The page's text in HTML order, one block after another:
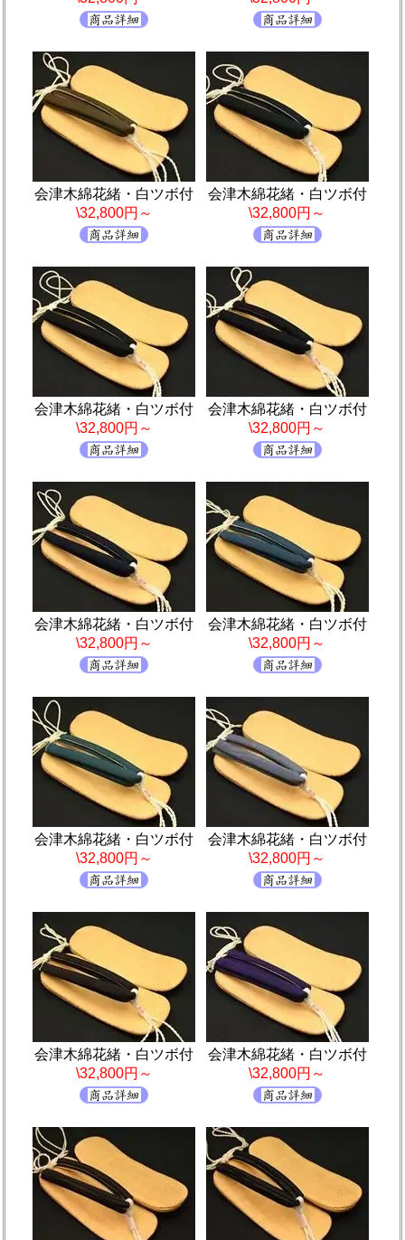
会津木綿花緒・白ツボ付
\32,800円～
会津木綿花緒・白ツボ付
\32,800円～
会津木綿花緒・白ツボ付
\32,800円～
会津木綿花緒・白ツボ付
\32,800円～
会津木綿花緒・白ツボ付
\32,800円～
会津木綿花緒・白ツボ付
\32,800円～
会津木綿花緒・白ツボ付
\32,800円～
会津木綿花緒・白ツボ付
\32,800円～
会津木綿花緒・白ツボ付
\32,800円～
会津木綿花緒・白ツボ付
\32,800円～